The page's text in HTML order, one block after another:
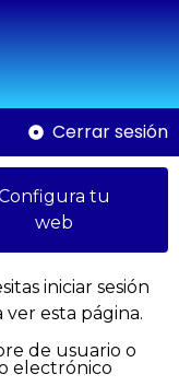
Cerrar sesión
tu
web
iniciar sesión
ver esta página.
de usuario o
electrónico